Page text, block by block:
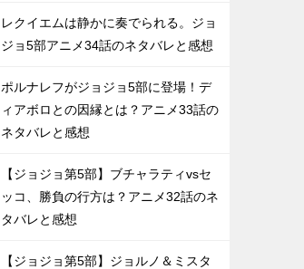
レクイエムは静かに奏でられる。ジョ
ジョ5部アニメ34話のネタバレと感想
ポルナレフがジョジョ5部に登場！デ
ィアボロとの因縁とは？アニメ33話の
ネタバレと感想
【ジョジョ第5部】ブチャラティvsセ
ッコ、勝負の行方は？アニメ32話のネ
タバレと感想
【ジョジョ第5部】ジョルノ＆ミスタ